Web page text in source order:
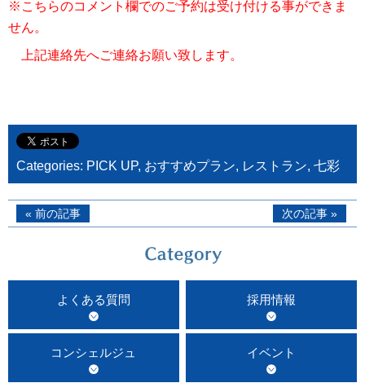
※こちらのコメント欄でのご予約は受け付ける事ができま
せん。
上記連絡先へご連絡お願い致します。
Categories: PICK UP, おすすめプラン, レストラン, 七彩
« 前の記事 次の記事 »
よくある質問 採用情報
コンシェルジュ イベント